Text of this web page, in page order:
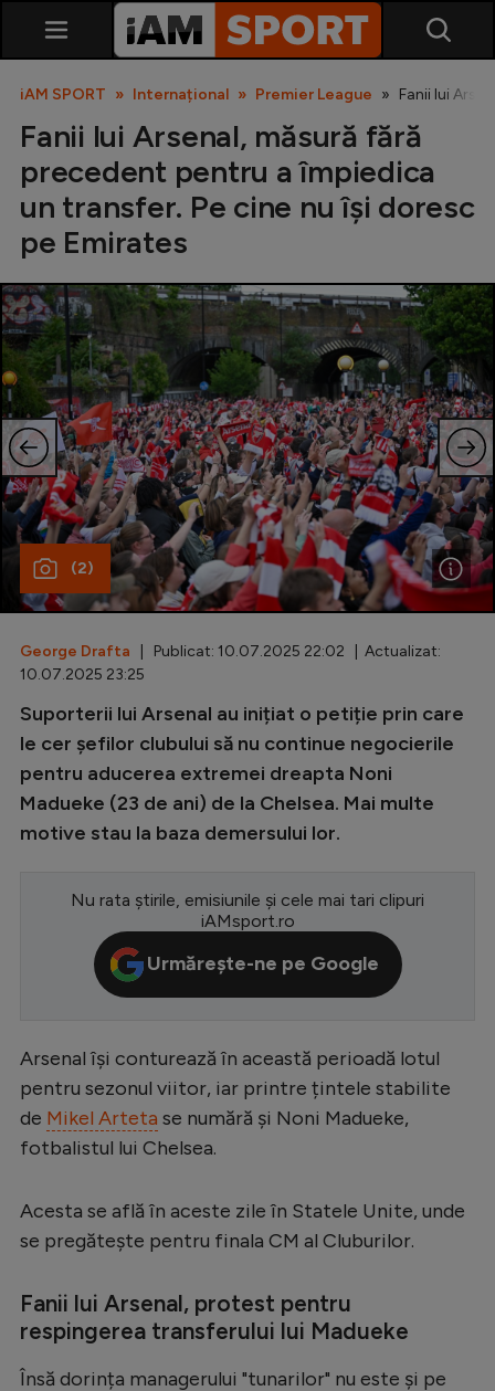
SuperLiga
Liga 2
Cupa României
Echipa Națională
U21
Fotbal feminin
Special
Diverse
Inedit
Clasamente
Champions League
Europa League
CM 2026
Premier League
LaLiga
Bundesliga
Ligue 1
Campionate
EURO 2024
Clasamente
iAM SPORT Internațional Premier League Fanii lui
Fanii lui Arsenal, măsură fără
precedent pentru a împiedica
un transfer. Pe cine nu își doresc
pe Emirates
(2)
George Drafta | Publicat: 10.07.2025 22:02 | Actualizat:
10.07.2025 23:25
Suporterii lui Arsenal au inițiat o petiție prin care
le cer șefilor clubului să nu continue negocierile
pentru aducerea extremei dreapta Noni
Madueke (23 de ani) de la Chelsea. Mai multe
motive stau la baza demersului lor.
Nu rata știrile, emisiunile și cele mai tari clipuri
iAMsport.ro
Urmărește-ne pe Google
Arsenal își conturează în această perioadă lotul
pentru sezonul viitor, iar printre țintele stabilite
de Mikel Arteta se numără și Noni Madueke,
fotbalistul lui Chelsea.
Acesta se află în aceste zile în Statele Unite, unde
se pregătește pentru finala CM al Cluburilor.
Fanii lui Arsenal, protest pentru
respingerea transferului lui Madueke
Însă dorința managerului "tunarilor" nu este și pe